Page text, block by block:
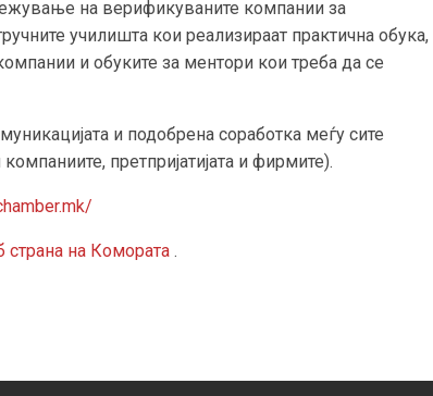
на верификуваните компании за
училишта кои реализираат практична обука,
и обуките за ментори кои треба да се
и подобрена соработка меѓу сите
претпријатијата и фирмите).
страна на Комората .